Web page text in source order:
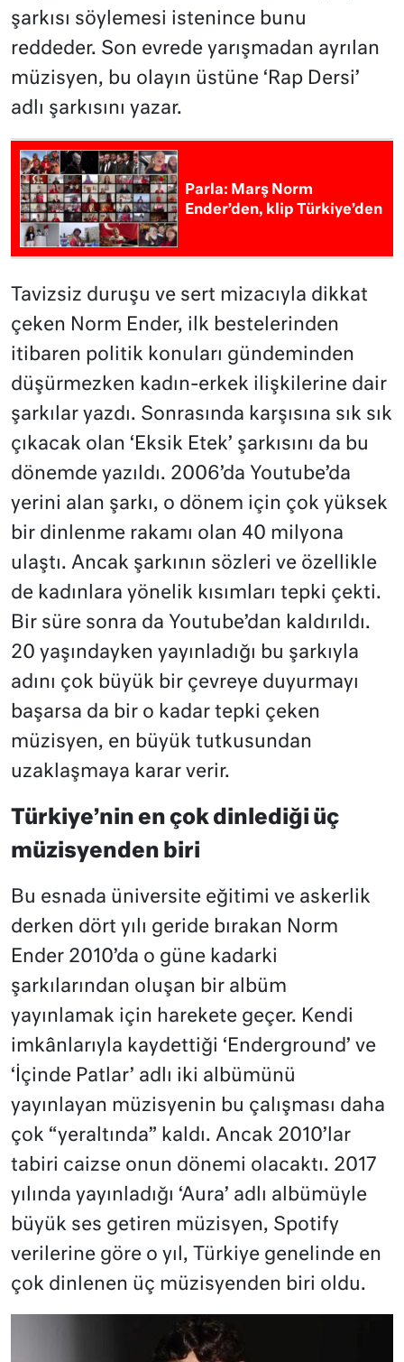
şarkısı söylemesi istenince bunu
reddeder. Son evrede yarışmadan ayrılan
müzisyen, bu olayın üstüne ‘Rap Dersi’
adlı şarkısını yazar.
Parla: Marş Norm
Ender’den, klip Türkiye’den
Tavizsiz duruşu ve sert mizacıyla dikkat
çeken Norm Ender, ilk bestelerinden
itibaren politik konuları gündeminden
düşürmezken kadın-erkek ilişkilerine dair
şarkılar yazdı. Sonrasında karşısına sık sık
çıkacak olan ‘Eksik Etek’ şarkısını da bu
dönemde yazıldı. 2006’da Youtube’da
yerini alan şarkı, o dönem için çok yüksek
bir dinlenme rakamı olan 40 milyona
ulaştı. Ancak şarkının sözleri ve özellikle
de kadınlara yönelik kısımları tepki çekti.
Bir süre sonra da Youtube’dan kaldırıldı.
20 yaşındayken yayınladığı bu şarkıyla
adını çok büyük bir çevreye duyurmayı
başarsa da bir o kadar tepki çeken
müzisyen, en büyük tutkusundan
uzaklaşmaya karar verir.
Türkiye’nin en çok dinlediği üç
müzisyenden biri
Bu esnada üniversite eğitimi ve askerlik
derken dört yılı geride bırakan Norm
Ender 2010’da o güne kadarki
şarkılarından oluşan bir albüm
yayınlamak için harekete geçer. Kendi
imkânlarıyla kaydettiği ‘Enderground’ ve
‘İçinde Patlar’ adlı iki albümünü
yayınlayan müzisyenin bu çalışması daha
çok “yeraltında” kaldı. Ancak 2010’lar
tabiri caizse onun dönemi olacaktı. 2017
yılında yayınladığı ‘Aura’ adlı albümüyle
büyük ses getiren müzisyen, Spotify
verilerine göre o yıl, Türkiye genelinde en
çok dinlenen üç müzisyenden biri oldu.